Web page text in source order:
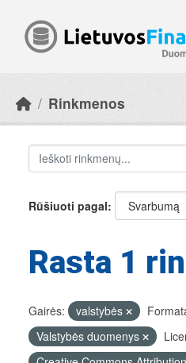
Rinkmenos
Rūšiuoti pagal
Rasta 1
Gairės: valstybės
Valstybės duomenys